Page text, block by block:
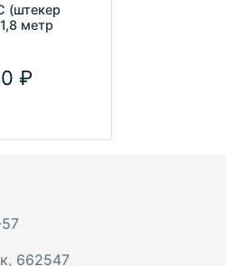
(штекер
метр
, 662547